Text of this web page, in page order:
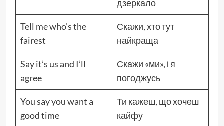
дзеркало
Tell me who’s the
fairest
Скажи, хто тут
найкраща
Say it’s us and I’ll
agree
Скажи «ми», і я
погоджусь
You say you want a
good time
Ти кажеш, що хочеш
кайфу